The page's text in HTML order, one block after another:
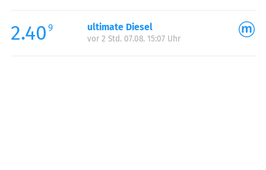
2.40 9 ultimate Diesel
vor 2 Std. 07.08. 15:07 Uhr